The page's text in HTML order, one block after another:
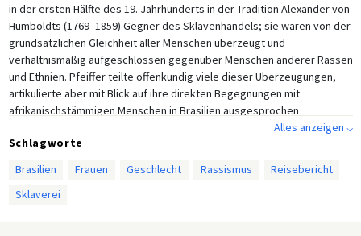
in der ersten Hälfte des 19. Jahrhunderts in der Tradition Alexander von
Humboldts (1769–1859) Gegner des Sklavenhandels; sie waren von der
grundsätzlichen Gleichheit aller Menschen überzeugt und
verhältnismäßig aufgeschlossen gegenüber Menschen anderer Rassen
und Ethnien. Pfeiffer teilte offenkundig viele dieser Überzeugungen,
artikulierte aber mit Blick auf ihre direkten Begegnungen mit
afrikanischstämmigen Menschen in Brasilien ausgesprochen
rassistische Reaktionen und Befindlichkeiten. Ihre Rassenansichten
und -erfahrungen zu entwirren, ist eine schwierige, aber womöglich
Alles anzeigen ⌵
Schlagworte
Brasilien
Frauen Geschlecht Rassismus
Reisebericht
Sklaverei